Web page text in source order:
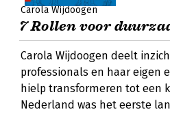
Carola Wijdoogen
7 Rollen voor
Carola Wijdoogen deelt
professionals en haar eigen
hielp transformeren tot een
Nederland was het eerste